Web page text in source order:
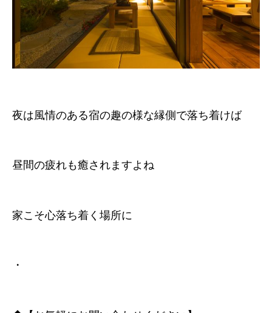
夜は風情のある宿の趣の様な縁側で落ち着けば
昼間の疲れも癒されますよね
家こそ心落ち着く場所に
・